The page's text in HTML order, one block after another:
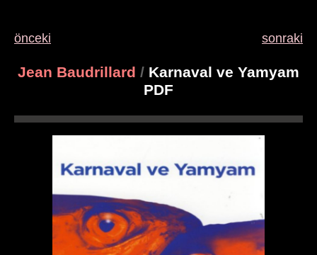
önceki sonraki
Jean Baudrillard / Karnaval ve Yamyam
PDF